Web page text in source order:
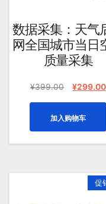
序
数据采集：天气
网全国城市当日
质量采集
¥399.00
原
¥399.00。
¥299.00
加入购物车
促